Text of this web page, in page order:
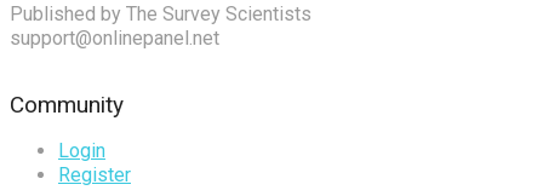
Published by The Survey Scientists
support@onlinepanel.net
Community
Login
Register